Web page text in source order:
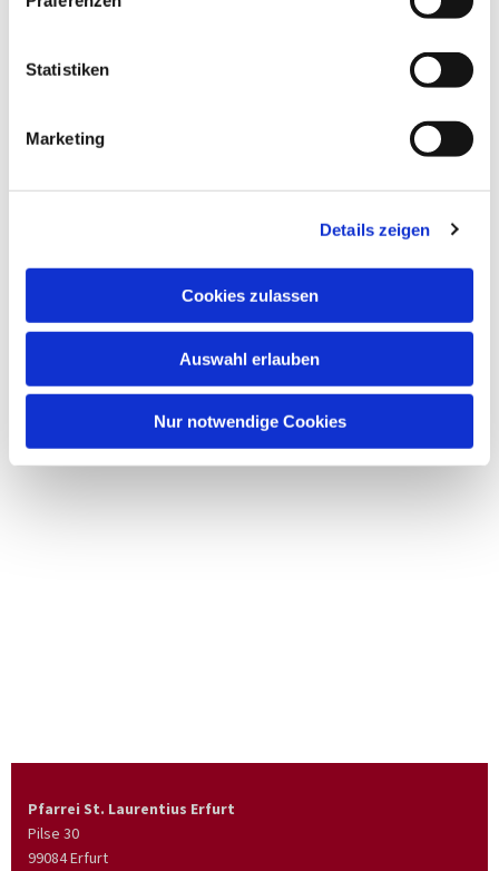
Statistiken
Marketing
Details zeigen
Cookies zulassen
Auswahl erlauben
Nur notwendige Cookies
Pfarrei St. Laurentius Erfurt
Pilse 30
99084 Erfurt